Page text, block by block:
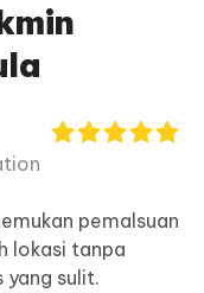
pemalsuan
lokasi tanpa
sulit.